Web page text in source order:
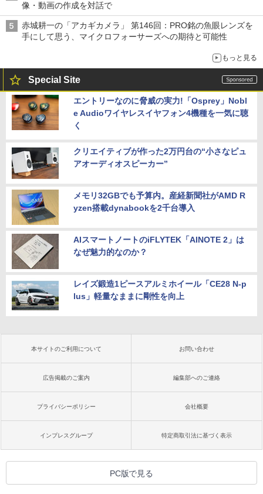
像・動画の作成を対話で
赤城耕一の「アカギカメラ」 第146回：PRO銘の魚眼レンズを
手にして思う、マイクロフォーサーズへの期待と可能性
もっと見る
Special Site
エントリーなのに脅威の実力!「Osprey」Nobl
e Audioワイヤレスイヤフォン4機種を一気に聴
く
クリエイティブが作った2万円台の“小さなピュ
アオーディオスピーカー”
メモリ32GBでも予算内。産経新聞社がAMD R
yzen搭載dynabookを2千台導入
AIスマートノートのiFLYTEK「AINOTE 2」は
なぜ魅力的なのか？
レイズ鍛造1ピースアルミホイール「CE28 N-p
lus」軽量なままに剛性を向上
本サイトのご利用について お問い合わせ
広告掲載のご案内 編集部へのご連絡
プライバシーポリシー 会社概要
インプレスグループ 特定商取引法に基づく表示
PC版で見る